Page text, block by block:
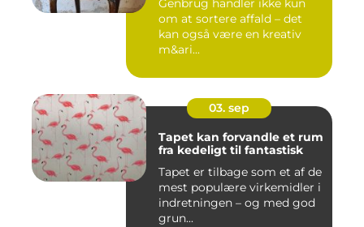
Genbrug handler ikke kun
om at sortere affald – det
kan også være en kreativ
m&ari...
03. sep
Tapet kan forvandle et rum
fra kedeligt til fantastisk
Tapet er tilbage som et af de
mest populære virkemidler i
indretningen – og med god
grun...